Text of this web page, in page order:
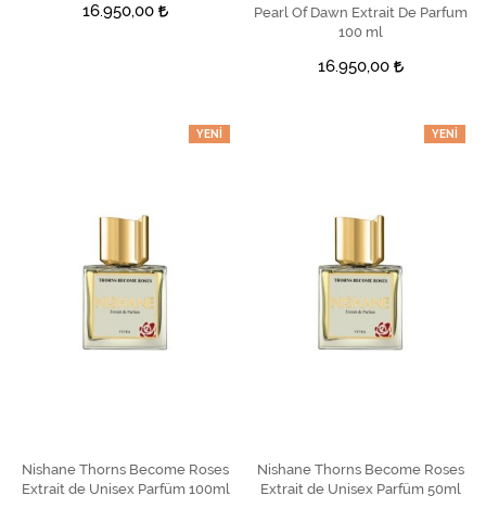
16.950,00 SEPETE EKLE
Pearl Of Dawn Extrait De Parfum
100 ml
16.950,00
SEPETE EKLE
Nishane Thorns Become Roses
Extrait de Unisex Parfüm 100ml
YENI
SEPETE EKLE
Nishane Thorns Become Roses
Extrait de Unisex Parfüm 50ml
YENI